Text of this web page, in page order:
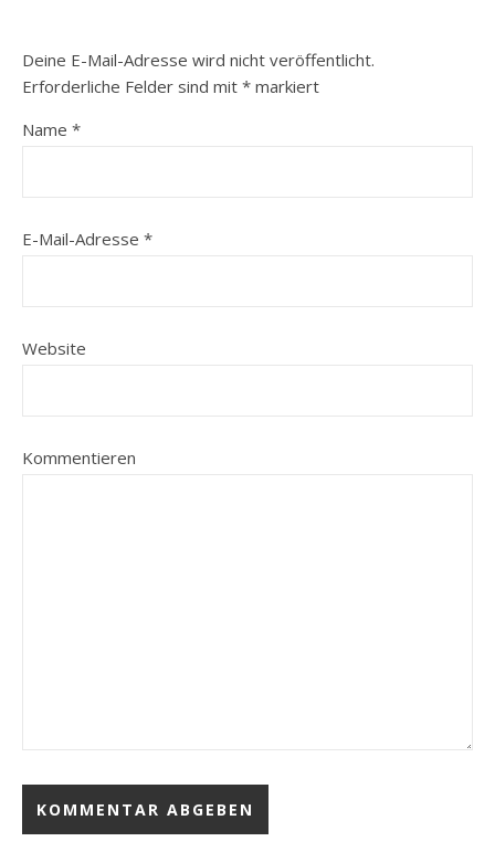
Deine E-Mail-Adresse wird nicht veröffentlicht.
Erforderliche Felder sind mit * markiert
Name *
E-Mail-Adresse *
Website
Kommentieren